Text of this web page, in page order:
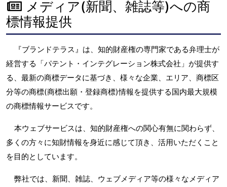
メディア(新聞、雑誌等)への商
標情報提供
『ブランドテラス』は、知的財産権の専門家である弁理士が
経営する「パテント・インテグレーション株式会社」が提供す
る、最新の商標データに基づき、様々な企業、エリア、商標区
分等の商標(商標出願・登録商標)情報を提供する国内最大規模
の商標情報サービスです。
本ウェブサービスは、知的財産権への関心有無に関わらず、
多くの方々に知財情報を身近に感じて頂き、活用いただくこと
を目的としています。
弊社では、新聞、雑誌、ウェブメディア等の様々なメディア